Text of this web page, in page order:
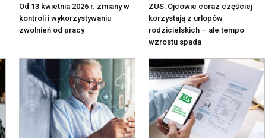
Od 13 kwietnia 2026 r. zmiany w
kontroli i wykorzystywaniu
zwolnień od pracy
ZUS: Ojcowie coraz częściej
korzystają z urlopów
rodzicielskich – ale tempo
wzrostu spada